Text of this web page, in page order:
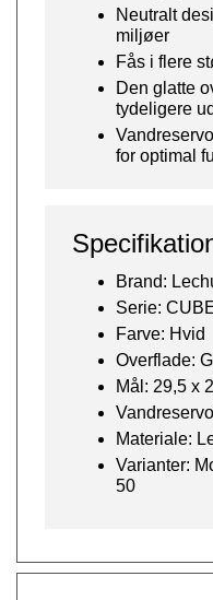
Neutralt
miljøer
Fås i flere
Den glatte
tydeligere
for optimal
Brand:
Serie:
Farve: Hvid
Overflade:
Mål: 29,5 x
Materiale:
Varianter:
50